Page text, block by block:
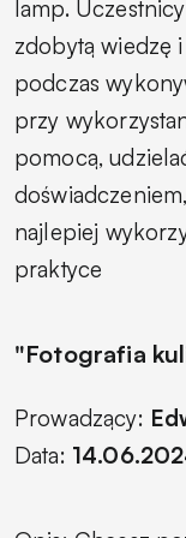
lamp.
zdobytą wiedzę
podczas
przy
pomocą,
najlepiej
praktyce
"Fotografia
Prowadzący:
Data: